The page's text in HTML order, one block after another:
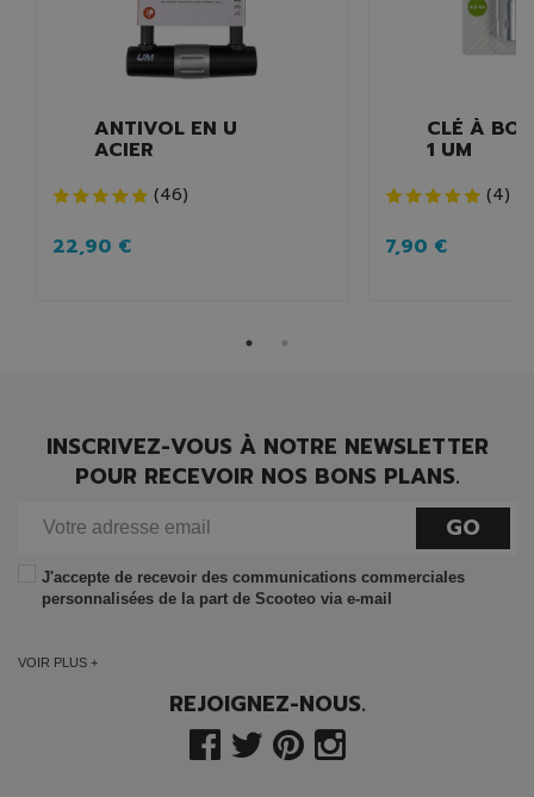
ANTIVOL EN U
ACIER
(46)
22,90 €
CLÉ À
1 UM
(4)
7,90 €
INSCRIVEZ-VOUS À NOTRE NEWSLETTER
POUR RECEVOIR NOS BONS PLANS.
GO
J'accepte de recevoir des communications commerciales
personnalisées de la part de Scooteo via e-mail
VOIR PLUS +
REJOIGNEZ-NOUS.